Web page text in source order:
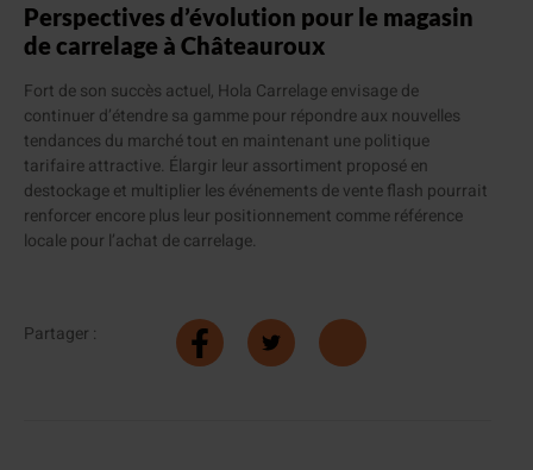
Perspectives d’évolution pour le magasin
de carrelage à Châteauroux
Fort de son succès actuel, Hola Carrelage envisage de
continuer d’étendre sa gamme pour répondre aux nouvelles
tendances du marché tout en maintenant une politique
tarifaire attractive. Élargir leur assortiment proposé en
destockage et multiplier les événements de vente flash pourrait
renforcer encore plus leur positionnement comme référence
locale pour l’achat de carrelage.
Partager :